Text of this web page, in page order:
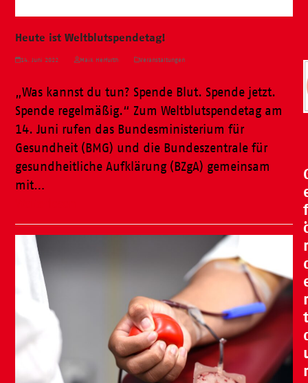
Heute ist Weltblutspendetag!
14. Juni 2022 Maik Herfurth Veranstaltungen
„Was kannst du tun? Spende Blut. Spende jetzt.
Spende regelmäßig.“ Zum Weltblutspendetag am
14. Juni rufen das Bundesministerium für
Gesundheit (BMG) und die Bundeszentrale für
gesundheitliche Aufklärung (BZgA) gemeinsam
mit…
f
r
r
t
r